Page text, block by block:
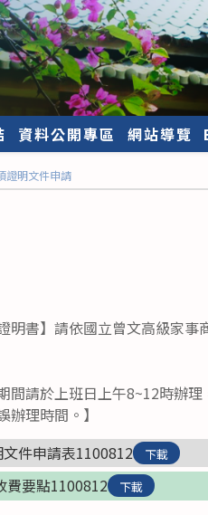
資料公開專區 網站導覽
證明文件申請
書】請依國立曾文高級家事
請於上班日上午8~12時辦
理時間。】
件申請表1100812
下載
費要點1100812 下載